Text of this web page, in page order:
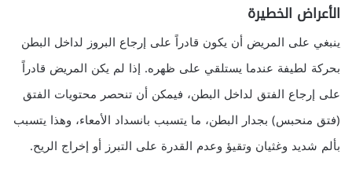
الأعراض الخطيرة
ينبغي على المريض أن يكون قادراً على إرجاع البروز لداخل البطن
بحركة لطيفة عندما يستلقي على ظهره. إذا لم يكن المريض قادراً
على إرجاع الفتق لداخل البطن، فيمكن أن تنحصر محتويات الفتق
(فتق منحبس) بجدار البطن، ما يتسبب بانسداد الأمعاء، وهذا يتسبب
بألم شديد وغثيان وتقيؤ وعدم القدرة على التبرز أو إخراج الريح.